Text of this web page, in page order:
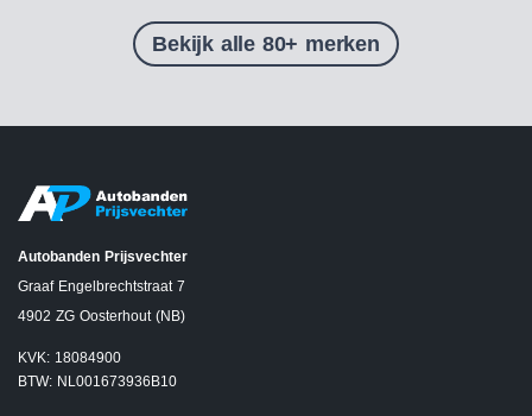
Bekijk alle 80+ merken
Autobanden Prijsvechter
Graaf Engelbrechtstraat 7
4902 ZG Oosterhout (NB)
KVK: 18084900
BTW: NL001673936B10